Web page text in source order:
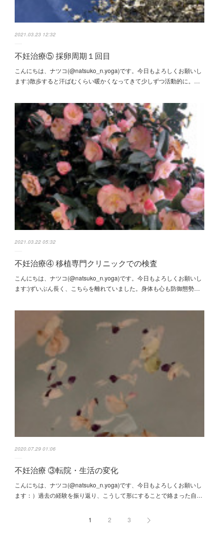
2021.03.23 12:32
不妊治療⑤ 採卵周期１回目
こんにちは、ナツコ(@natsuko_n.yoga)です。今日もよろしくお願いし
ます:)散歩すると汗ばむくらい暖かくなってきて少しずつ活動的に。…
2021.03.22 05:32
不妊治療④ 移植専門クリニックでの検査
こんにちは、ナツコ(@natsuko_n.yoga)です。今日もよろしくお願いし
ます:)ずいぶん長く、こちらを離れていました。身体も心も防御態勢…
2020.07.29 01:06
不妊治療 ③転院・生活の変化
こんにちは、ナツコ(@natsuko_n.yoga)です、今日もよろしくお願いし
ます：）過去の経験を振り返り、こうして形にすることで絡まった自…
1 2 3